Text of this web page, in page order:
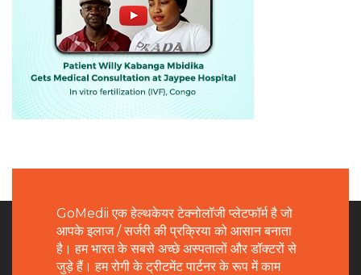
GoMedii एक हेल्थकेयर टेक्नोलॉजी प्लेटफॉर्म है जो
आपके इलाज / सर्जरी की प्रक्रिया को आसान बनाता
है। हम भारत के सबसे अच्छे अस्पतालों और डॉक्टरों से
जुड़े हैं। हम रोगी के ट्रीटमेंट पार्टनर के रूप में काम